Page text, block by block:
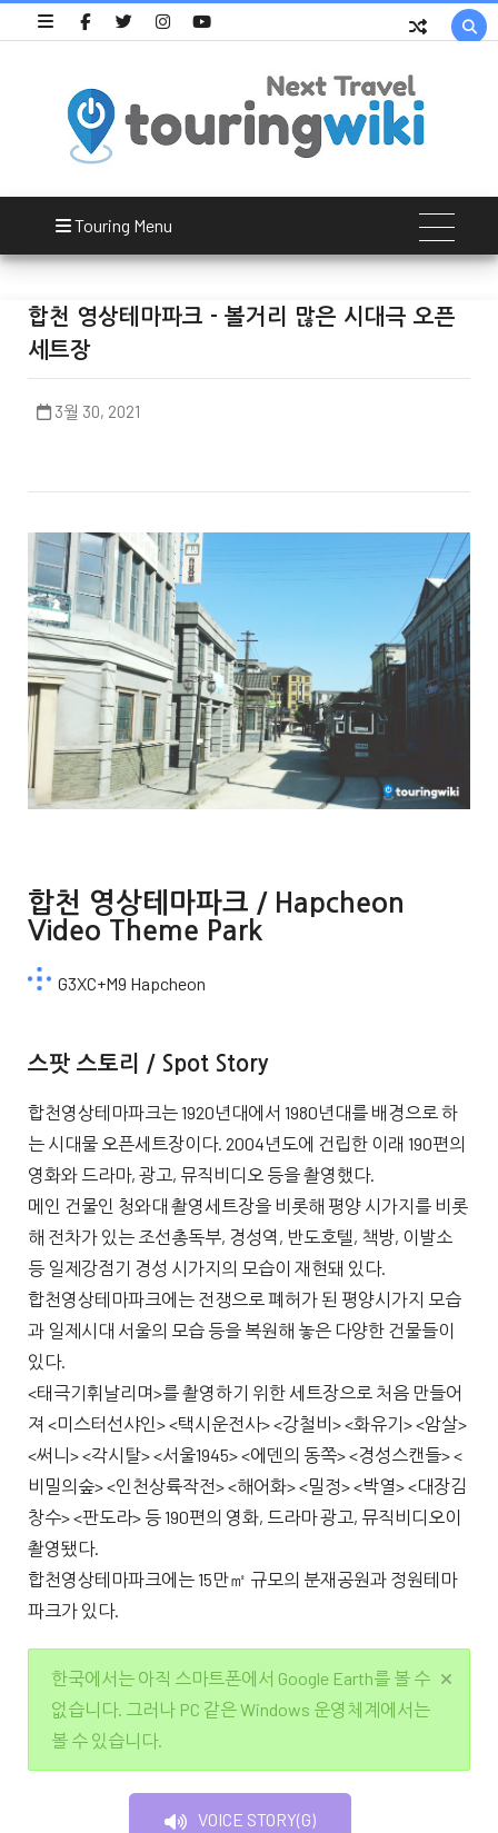

Touring Menu
합천 영상테마파크 - 볼거리 많은 시대극 오픈
세트장
3월 30, 2021
합천 영상테마파크 / Hapcheon
Video Theme Park
G3XC+M9 Hapcheon
스팟 스토리 / Spot Story
합천영상테마파크는 1920년대에서 1980년대를 배경으로 하
는 시대물 오픈세트장이다. 2004년도에 건립한 이래 190편의
영화와 드라마, 광고, 뮤직비디오 등을 촬영했다.
메인 건물인 청와대 촬영세트장을 비롯해 평양 시가지를 비롯
해 전차가 있는 조선총독부, 경성역, 반도호텔, 책방, 이발소
등 일제강점기 경성 시가지의 모습이 재현돼 있다.
합천영상테마파크에는 전쟁으로 폐허가 된 평양시가지 모습
과 일제시대 서울의 모습 등을 복원해 놓은 다양한 건물들이
있다.
<태극기휘날리며>를 촬영하기 위한 세트장으로 처음 만들어
져 <미스터선샤인> <택시운전사> <강철비> <화유기> <암살>
<써니> <각시탈> <서울1945> <에덴의 동쪽> <경성스캔들> <
비밀의숲> <인천상륙작전> <해어화> <밀정> <박열> <대장김
창수> <판도라> 등 190편의 영화, 드라마 광고, 뮤직비디오이
촬영됐다.
합천영상테마파크에는 15만㎡ 규모의 분재공원과 정원테마
파크가 있다.
한국에서는 아직 스마트폰에서 Google Earth를 볼 수
없습니다. 그러나 PC 같은 Windows 운영체계에서는
볼 수 있습니다.
VOICE STORY(G)